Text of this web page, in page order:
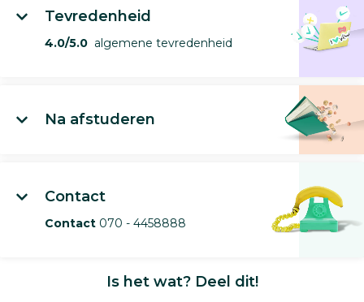
Tevredenheid
4.0/5.0 algemene tevredenheid
Na afstuderen
Contact
Contact 070 - 4458888
Is het wat? Deel dit!